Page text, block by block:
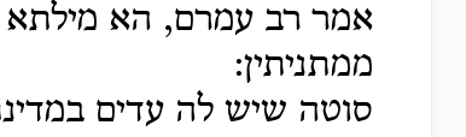
אמר רב עמרם, הא מילתא
ממתניתין:
סוטה שיש לה עדים